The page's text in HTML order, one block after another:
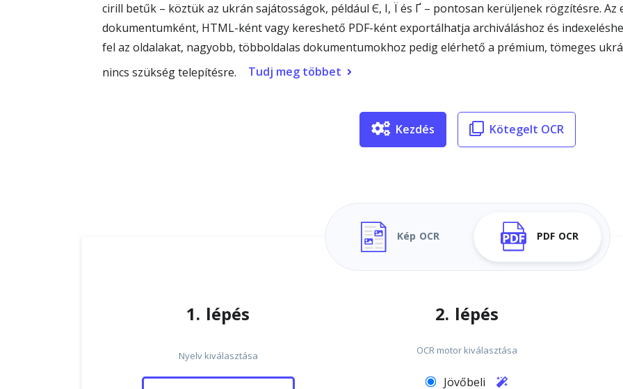
cirill betűk – köztük az ukrán sajátosságok, például Є, І, Ї és Ґ – pontosan kerüljenek rögzítésre.
dokumentumként, HTML-ként vagy kereshető PDF-ként exportálhatja archiváláshoz és
fel az oldalakat, nagyobb, többoldalas dokumentumokhoz pedig elérhető a prémium, tömeges
nincs szükség telepítésre.
Tudj meg többet
Kezdés Kötegelt OCR
Kép OCR PDF OCR
1. lépés
Nyelv kiválasztása
2. lépés
OCR motor kiválasztása
Jövőbeli